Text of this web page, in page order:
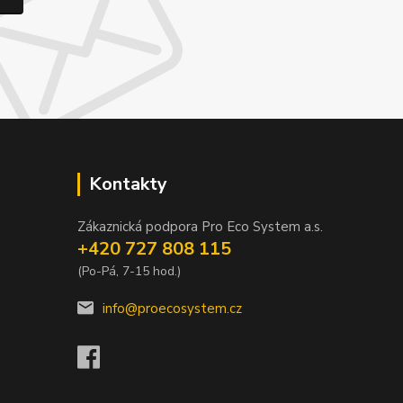
Kontakty
Zákaznická podpora Pro Eco System a.s.
+420 727 808 115
(Po-Pá, 7-15 hod.)
info@proecosystem.cz